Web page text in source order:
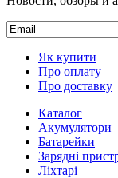
Як купити
Про оплату
Про доставку
Каталог
Акумулятори
Батарейки
Зарядні
Ліхтарі